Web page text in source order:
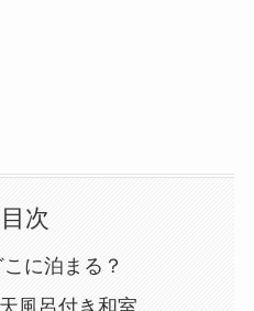
目次
に泊まる？
風呂付き和室